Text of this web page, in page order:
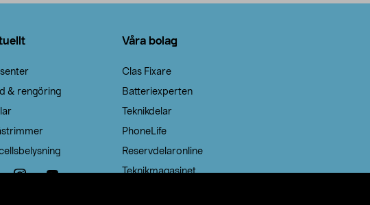
& rengöring
Våra bolag
Clas Fixare
Batteriexperten
Teknikdelar
PhoneLife
Reservdelaronline
Teknikmagasinet